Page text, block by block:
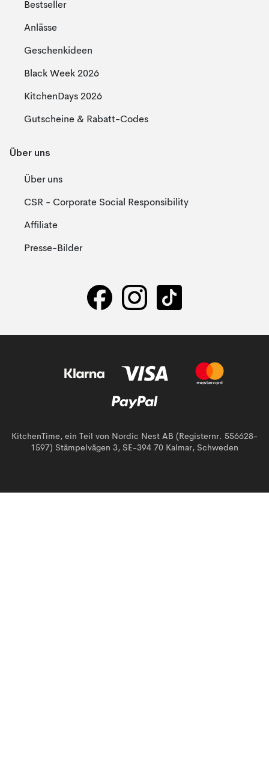
Bestseller
Anlässe
Geschenkideen
Black Week 2026
KitchenDays 2026
Gutscheine & Rabatt-Codes
Über uns
Über uns
CSR - Corporate Social Responsibility
Affiliate
Presse-Bilder
KitchenTime, ein Teil von Nordic Nest AB (Registernr. 556628-
1597) Stämpelvägen 3, SE-394 70 Kalmar, Schweden